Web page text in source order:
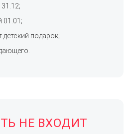
01.01;
детский подарок;
НЕ ВХОДИТ